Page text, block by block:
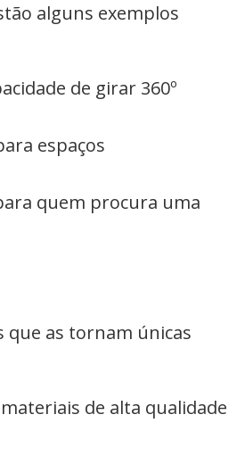
alguns exemplos
de girar 360º
espaços
quem procura uma
que as tornam únicas
de alta qualidade